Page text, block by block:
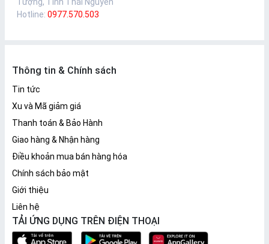
Tượng, Tỉnh Thái Nguyên
Hotline: 0977.570.503
Thông tin & Chính sách
Tin tức
Xu và Mã giảm giá
Thanh toán & Bảo Hành
Giao hàng & Nhận hàng
Điều khoản mua bán hàng hóa
Chính sách bảo mật
Giới thiệu
Liên hệ
TẢI ỨNG DỤNG TRÊN ĐIỆN THOẠI